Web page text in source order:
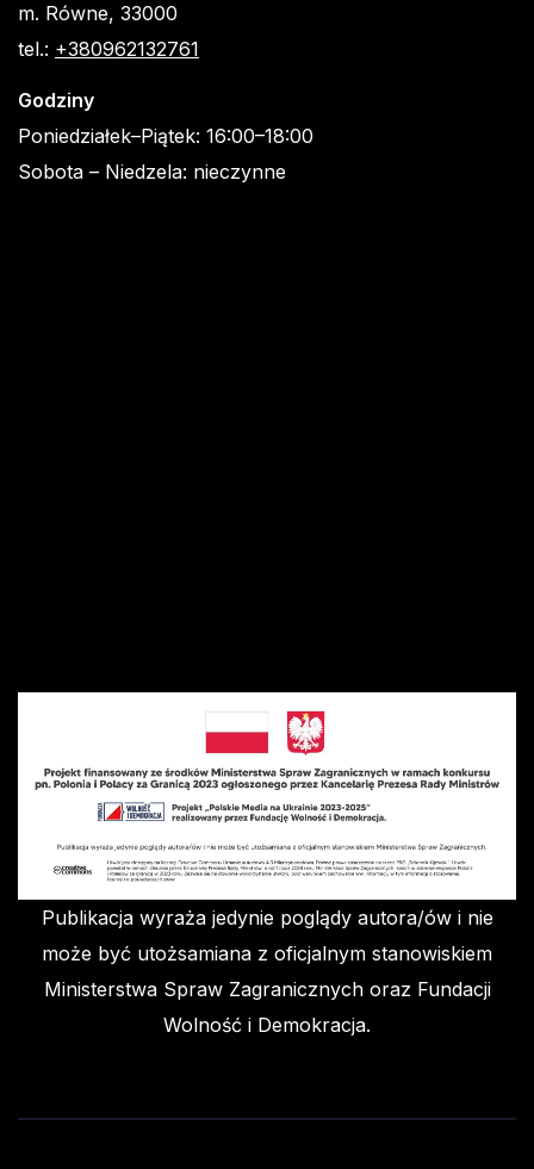
m. Równe, 33000
tel.: +380962132761
Godziny
Poniedziałek–Piątek: 16:00–18:00
Sobota – Niedzela: nieczynne
Publikacja wyraża jedynie poglądy autora/ów i nie
może być utożsamiana z oficjalnym stanowiskiem
Ministerstwa Spraw Zagranicznych oraz Fundacji
Wolność i Demokracja.